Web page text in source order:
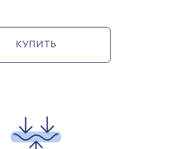
КУПИТЬ